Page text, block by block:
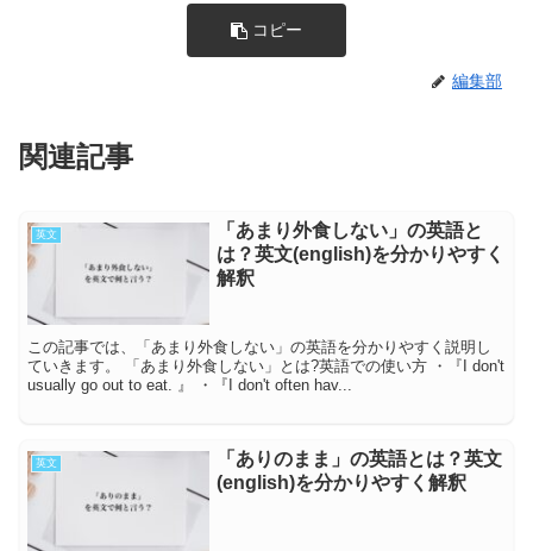
コピー
編集部
関連記事
英文
「あまり外食しない」の英語と
は？英文(english)を分かりやすく
解釈
この記事では、「あまり外食しない」の英語を分かりやすく説明し
ていきます。 「あまり外食しない」とは?英語での使い方 ・『I don't
usually go out to eat. 』 ・『I don't often hav...
英文
「ありのまま」の英語とは？英文
(english)を分かりやすく解釈